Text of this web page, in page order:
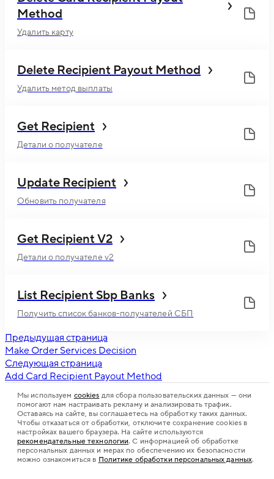
Method
Удалить карту
Delete Recipient Payout Method
Удалить метод выплаты
Get Recipient
Детали о получателе
Update Recipient
Обновить получателя
Get Recipient V2
Детали о получателе v2
List Recipient Sbp Banks
Получить список банков-получателей СБП
Предыдущая страница
Make Order Services Decision
Следующая страница
Add Card Recipient Payout Method
Мы используем cookies для сбора пользовательских данных — они
помогают нам настраивать рекламу и анализировать трафик.
Оставаясь на сайте, вы соглашаетесь на обработку таких данных.
Чтобы отказаться от обработки, отключите сохранение cookies в
настройках вашего браузера. На сайте используются
рекомендательные технологии. С информацией об обработке
персональных данных и мерах по обеспечению их безопасности
можно ознакомиться в Политике обработки персональных данных.